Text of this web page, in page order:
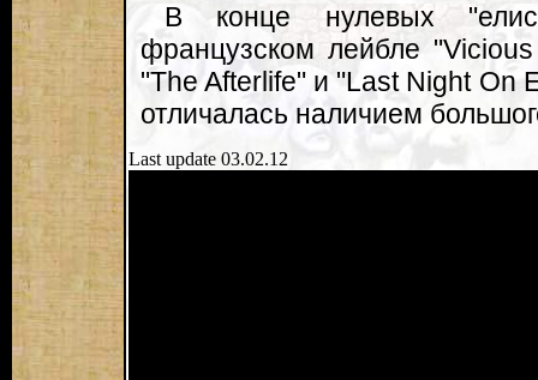
В конце нулевых
французском лейбле
"The Afterlife" и "Last Night On
отличалась наличием
Last update 03.02.12